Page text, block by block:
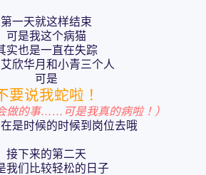
第一天就这样结束
可是我这个病猫
实也是一直在失踪
欣华月和小青三个人
可是
要说我蛇啦！
做的事……可是我真的病啦！）
是时候的时候到岗位去哦
接下来的第二天
我们比较轻松的日子